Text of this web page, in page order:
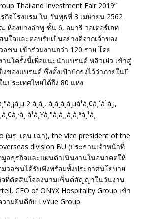
Thailand Investment Fair 2019”
กิจโรงแรม ใน วันพุธที่ 3 เมษายน 2562
ห้องบางลำพู ชั้น 6, อมารี วอเตอร์เกท
นใจและตอบรับเป็นอย่างดีจากเจ้าของ
ชน เข้าร่วมงานกว่า 120 ราย โดย
นใครั้งนี้เพื่อแนะนำแบรนด์ หลิวเย่ว เข้าสู่
ของแบรนด์ ซึ่งตั้งเป้าปักธงไว้ว่าภายในปี
ประเทศไทยได้ถึง 80 แห่ง
(มร. เคน เฉา), the vice president of the
division BU (ประธานเจ้าหน้าที่
ลธุรกิจและแผนดำเนินงานในอนาคตให้
มวลชนได้รับฟังพร้อมทั้งประกาศนโยบาย
จที่ตัดสินใจลงนามเซ็นต์สัญญาในวันงาน
CEO of ONYX Hospitality Group เข้า
ามยินดีกับ LvYue Group.